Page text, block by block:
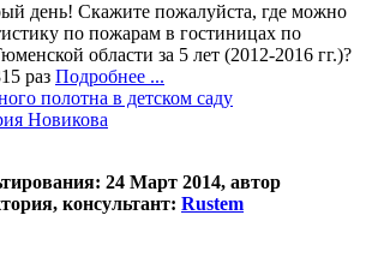
день! Скажите пожалуйста, где можно
по пожарам в гостиницах по
области за 5 лет (2012-2016 гг.)?
раз Подробнее ...
полотна в детском саду
Новикова
24 Март 2014, автор
консультант: Rustem